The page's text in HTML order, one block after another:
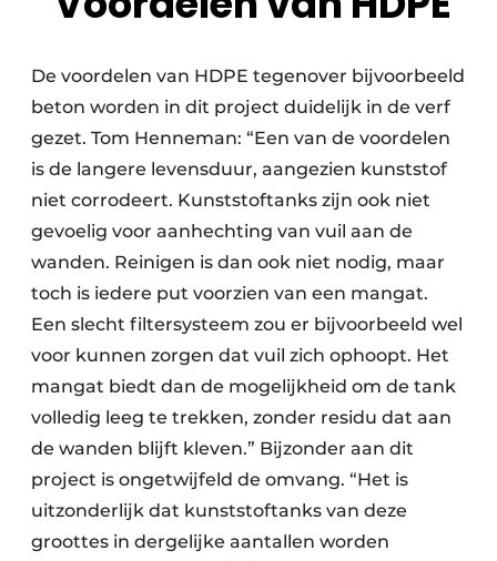
De voordelen van HDPE tegenover bijvoorbeeld
beton worden in dit project duidelijk in de verf
gezet. Tom Henneman: “Een van de voordelen
is de langere levensduur, aangezien kunststof
niet corrodeert. Kunststoftanks zijn ook niet
gevoelig voor aanhechting van vuil aan de
wanden. Reinigen is dan ook niet nodig, maar
toch is iedere put voorzien van een mangat.
Een slecht filtersysteem zou er bijvoorbeeld wel
voor kunnen zorgen dat vuil zich ophoopt. Het
mangat biedt dan de mogelijkheid om de tank
volledig leeg te trekken, zonder residu dat aan
de wanden blijft kleven.” Bijzonder aan dit
project is ongetwijfeld de omvang. “Het is
uitzonderlijk dat kunststoftanks van deze
groottes in dergelijke aantallen worden